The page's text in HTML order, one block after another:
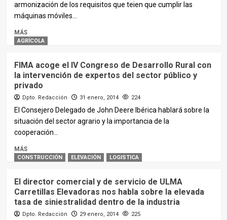
armonización de los requisitos que teien que cumplir las
máquinas móviles...
MÁS
AGRÍCOLA
FIMA acoge el IV Congreso de Desarrollo Rural con
la intervención de expertos del sector público y
privado
Dpto. Redacción 31 enero, 2014 224
El Consejero Delegado de John Deere Ibérica hablará sobre la
situación del sector agrario y la importancia de la
cooperación...
MÁS
CONSTRUCCIÓN ELEVACIÓN LOGISTICA
El director comercial y de servicio de ULMA
Carretillas Elevadoras nos habla sobre la elevada
tasa de siniestralidad dentro de la industria
Dpto. Redacción 29 enero, 2014 225